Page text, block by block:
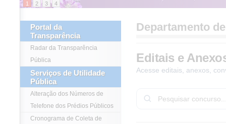
1 2 3 4
Portal da
Transparência
Radar da Transparência
Pública
Serviços de Utilidade
Pública
Alteração dos Números de
Telefone dos Prédios Públicos
Cronograma de Coleta de
Departamento
Editais e
Acesse editais, anexos,